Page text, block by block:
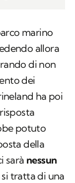
marino
allora
di non
dei
ha poi
potuto
della
sarà nessun
si tratta di una